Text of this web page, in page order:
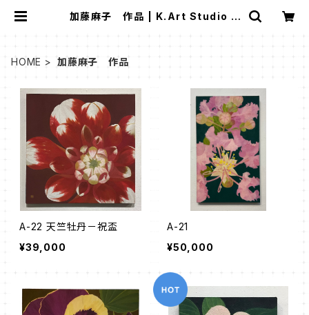
加藤麻子 作品 | K.Art Studio O
HOME 加藤麻子 作品
A-22 天竺牡丹－祝盃
¥39,000
A-21
¥50,000